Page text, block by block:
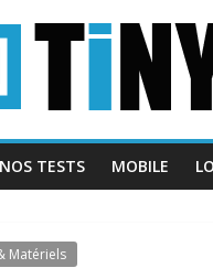
NOS TESTS MOBILE
Matériels